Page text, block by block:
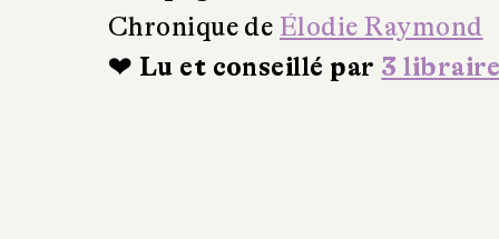
Chronique de Élodie Raymond
❤ Lu et conseillé par 3